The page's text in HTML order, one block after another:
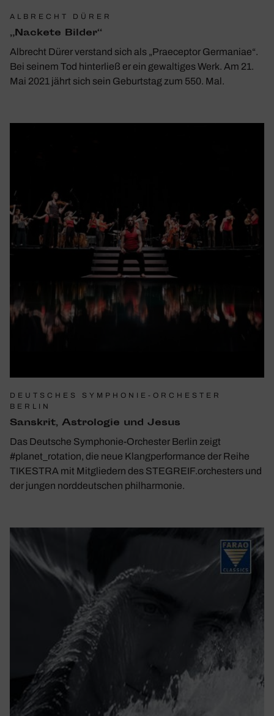
ALBRECHT DÜRER
„Nackete Bilder“
Albrecht Dürer verstand sich als „Praeceptor Germaniae“.
Bei seinem Tod hinterließ er ein gewaltiges Werk. Am 21.
Mai 2021 jährt sich sein Geburtstag zum 550. Mal.
DEUTSCHES SYMPHONIE-ORCHESTER
BERLIN
Sans­krit, Astro­logie und Jesus
Das Deutsche Symphonie-Orchester Berlin zeigt
#planet_rotation, die neue Klangperformance der Reihe
TIKESTRA mit Mitgliedern des STEGREIF.orchesters und
der jungen norddeutschen philharmonie.